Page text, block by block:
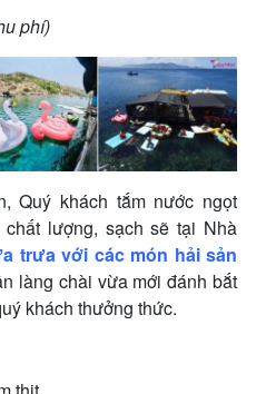
phí)
Quý khách tắm nước ngọt
lượng, sạch sẽ tại Nhà
trưa với các món hải sản
làng chài vừa mới đánh bắt
khách thưởng thức.